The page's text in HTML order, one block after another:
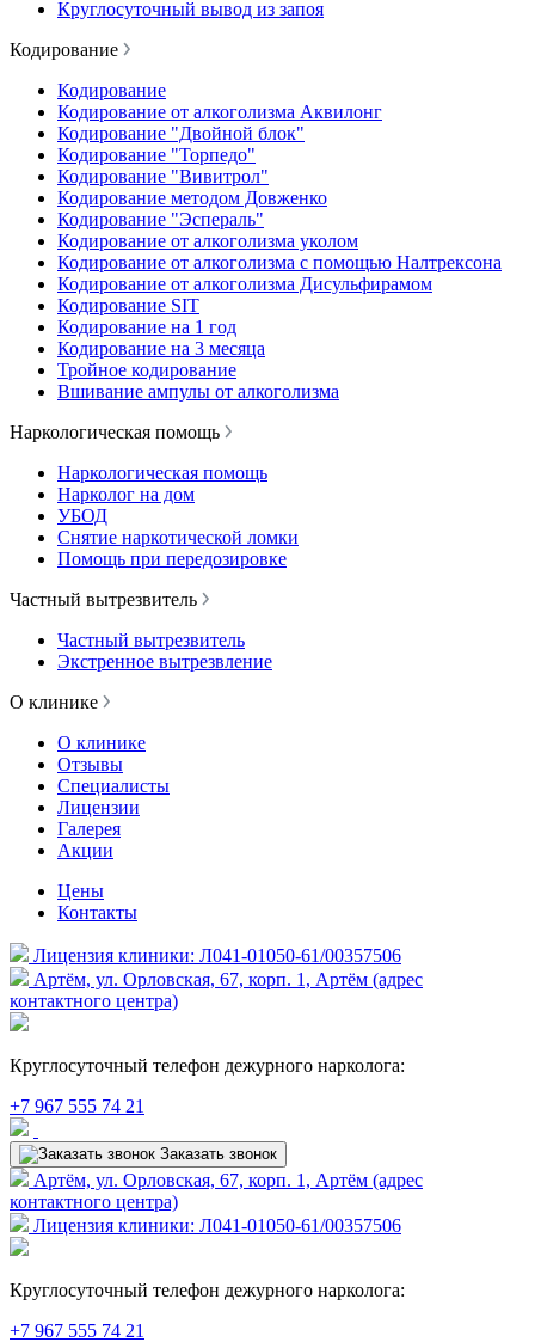
Круглосуточный вывод из запоя
Кодирование
Кодирование
Кодирование от алкоголизма Аквилонг
Кодирование "Двойной блок"
Кодирование "Торпедо"
Кодирование "Вивитрол"
Кодирование методом Довженко
Кодирование "Эспераль"
Кодирование от алкоголизма уколом
Кодирование от алкоголизма с помощью Налтрексона
Кодирование от алкоголизма Дисульфирамом
Кодирование SIT
Кодирование на 1 год
Кодирование на 3 месяца
Тройное кодирование
Вшивание ампулы от алкоголизма
Наркологическая помощь
Наркологическая помощь
Нарколог на дом
УБОД
Снятие наркотической ломки
Помощь при передозировке
Частный вытрезвитель
Частный вытрезвитель
Экстренное вытрезвление
О клинике
О клинике
Отзывы
Специалисты
Лицензии
Галерея
Акции
Цены
Контакты
Лицензия клиники: Л041-01050-61/00357506
Артём, ул. Орловская, 67, корп. 1, Артём (адрес
контактного центра)
Круглосуточный телефон дежурного нарколога:
+7 967 555 74 21
Заказать звонок
Артём, ул. Орловская, 67, корп. 1, Артём (адрес
контактного центра)
Лицензия клиники: Л041-01050-61/00357506
Круглосуточный телефон дежурного нарколога:
+7 967 555 74 21